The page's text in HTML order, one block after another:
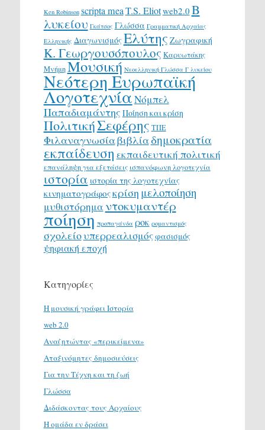
Ken Robinson scripta meaT.S. Eliotweb2.0 Β
λυκείου Γκάτσος Γλώσσα Γραμματική Αρχαίας
Ελληνικής ΔιαγωνισμόςΕλύτης Ζωγραφική
Κ. Γεωργουσόπουλος Καρυωτάκης
ΜνήμηΜουσική Νεοελληνική Γλώσσα Γ λυκείου
Νεότερη Ευρωπαϊκή
ΛογοτεχνίαΝόμπελ
Παπαδιαμάντης Ποίηση και κρίση
ΠολιτικήΣεφέρης ΤΠΕ
Φιλαναγνωσίαβιβλίαδημοκρατία
εκπαίδευση εκπαιδευτική πολιτική
επανάληψη για εξετάσεις ισπανόφωνη λογοτεχνία
ιστορία ιστορία της λογοτεχνίας
κινηματογράφοςκρίση μελοποίηση
μυθιστόρημα ντοκυμαντέρ
ποίηση προπαγάνδα ροκ ρομαντισμός
σχολείουπερρεαλισμόςφασισμός
ψηφιακή εποχή
Κατηγορίες
H μουσική γράφει Ιστορία
web 2.0
Αναζητώντας «περικείμενα»
Αταξινόμητες δημοσιεύσεις
Για την Τέχνη και τη ζωή
Γλώσσα
Διδάσκοντας τους Αρχαίους
Η ομάδα εν δράσει